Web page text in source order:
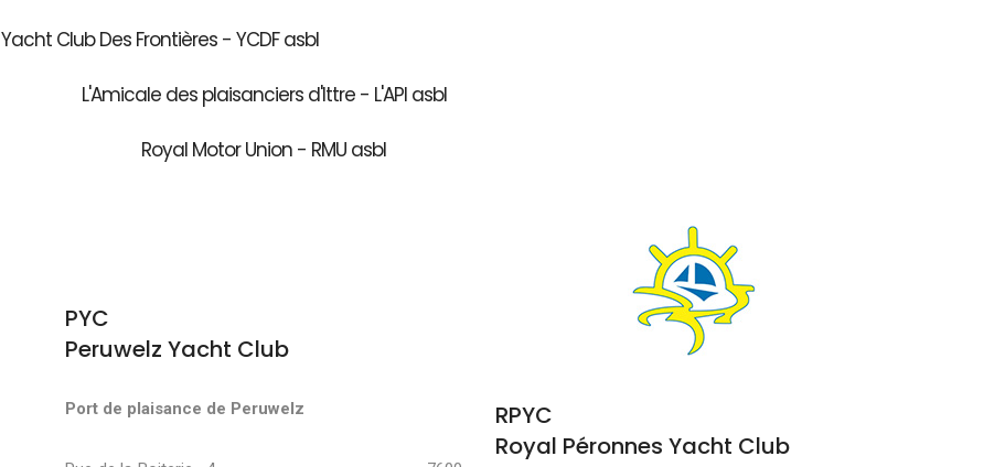
Yacht Club Des Frontières - YCDF asbl
L'Amicale des plaisanciers d'Ittre - L'API asbl
Royal Motor Union - RMU asbl
PYC
Peruwelz Yacht Club
Port de plaisance de Peruwelz
RPYC
Royal Péronnes Yacht Club